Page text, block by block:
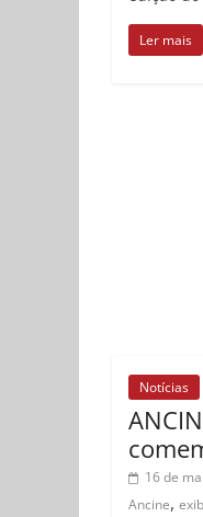
Ler mais
Notícias
16 de
Ancine,